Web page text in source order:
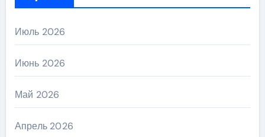
Июль 2026
Июнь 2026
Май 2026
Апрель 2026